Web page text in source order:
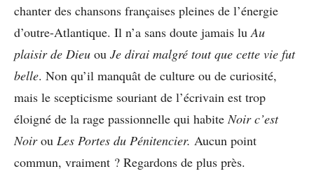
chanter des chansons françaises pleines de l’énergie
d’outre-Atlantique. Il n’a sans doute jamais luAu
plaisir de Dieu ou Je dirai malgré tout que cette vie fut
belle. Non qu’il manquât de culture ou de curiosité,
mais le scepticisme souriant de l’écrivain est trop
éloigné de la rage passionnelle qui habiteNoir c’est
Noirou Les Portes du Pénitencier. Aucun point
commun, vraiment ? Regardons de plus près.